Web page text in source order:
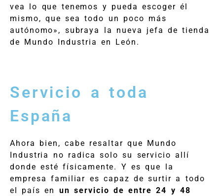
vea lo que tenemos y pueda escoger él
mismo, que sea todo un poco más
autónomo», subraya la nueva jefa de tienda
de Mundo Industria en León.
Servicio a toda
España
Ahora bien, cabe resaltar que Mundo
Industria no radica solo su servicio allí
donde esté físicamente. Y es que la
empresa familiar es capaz de surtir a todo
el país en un servicio de entre 24 y 48